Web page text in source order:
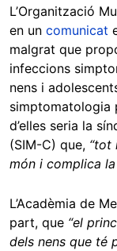
L’Organització
en un comunicat
malgrat que
infeccions
nens i
simptomatologia
d’elles seria la
(SIM-C) que, “tot
món i complica
L’Acadèmia de
part, que “el
dels nens que té